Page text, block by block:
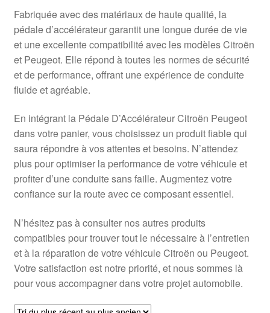
Politique de confidentialité
Procédure de Réclamation
Fabriquée avec des matériaux de haute qualité, la
pédale d’accélérateur garantit une longue durée de vie
et une excellente compatibilité avec les modèles Citroën
et Peugeot. Elle répond à toutes les normes de sécurité
et de performance, offrant une expérience de conduite
fluide et agréable.
En intégrant la Pédale D’Accélérateur Citroën Peugeot
dans votre panier, vous choisissez un produit fiable qui
saura répondre à vos attentes et besoins. N’attendez
plus pour optimiser la performance de votre véhicule et
profiter d’une conduite sans faille. Augmentez votre
confiance sur la route avec ce composant essentiel.
N’hésitez pas à consulter nos autres produits
compatibles pour trouver tout le nécessaire à l’entretien
et à la réparation de votre véhicule Citroën ou Peugeot.
Votre satisfaction est notre priorité, et nous sommes là
pour vous accompagner dans votre projet automobile.